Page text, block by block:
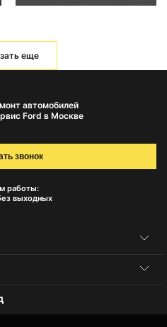
еще
автомобилей
Ford в Москве
работы:
выходных
звонок